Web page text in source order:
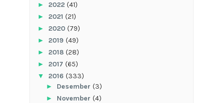
► 2022 (41)
► 2021 (21)
► 2020 (79)
► 2019 (49)
► 2018 (28)
► 2017 (65)
▼ 2016 (333)
► Desember (3)
► November (4)